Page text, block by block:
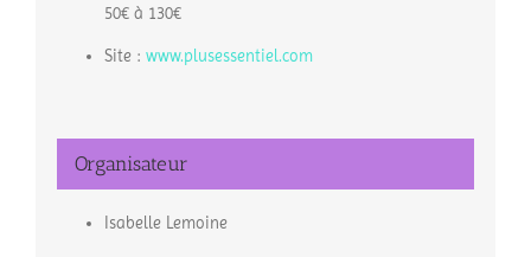
50€ à 130€
Site : www.plusessentiel.com
Organisateur
Isabelle Lemoine